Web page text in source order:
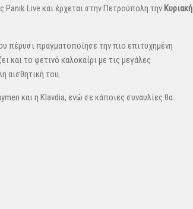
Live και έρχεται στην Πετρούπολη την Κυριακή
πέρυσι πραγματοποίησε την πιο επιτυχημένη
και το φετινό καλοκαίρι με τις μεγάλες
αισθητική του.
και η Klavdia, ενώ σε κάποιες συναυλίες θα